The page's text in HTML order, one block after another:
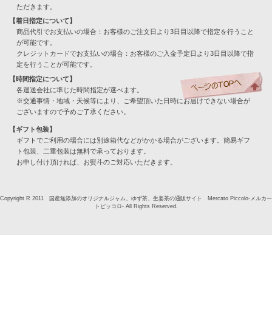
ただきます。
【着日指定について】
商品代引でお支払いの場合：お客様のご注文日より3日目以降で指定を行うこと
が可能です。
クレジットカードでお支払いの場合：お客様のご入金予定日より3日目以降で指
定を行うことが可能です。
【時間指定について】
各運送会社に準じた時間指定が選べます。
※交通事情・地域・天候等により、ご希望頂いた日時にお届けできない場合が
ございますので予めご了承ください。
【ギフト包装】
ギフトでご利用の場合には別途箱代などがかかる場合がございます。簡易ギフ
ト包装、二重包装は無料で承っております。
お申し付け頂ければ、お熨斗のご対応いただきます。
Copyright R 2011 国産無添加のオリジナルジャム、ゆず茶、生姜茶の通販サイト Mercato Piccolo-メルカー
トピッコロ- All Rights Reserved.